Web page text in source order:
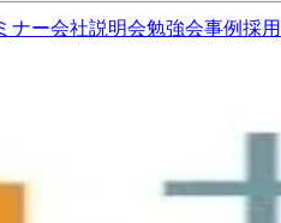
ナー会社説明会勉強会事例採用